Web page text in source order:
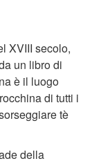
XVIII secolo,
un libro di
è il luogo
di tutti i
tè
della